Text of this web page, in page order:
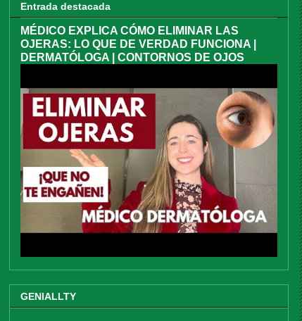
Entrada destacada
MÉDICO EXPLICA CÓMO ELIMINAR LAS
OJERAS: LO QUE DE VERDAD FUNCIONA |
DERMATÓLOGA | CONTORNOS DE OJOS
GENIALLTY